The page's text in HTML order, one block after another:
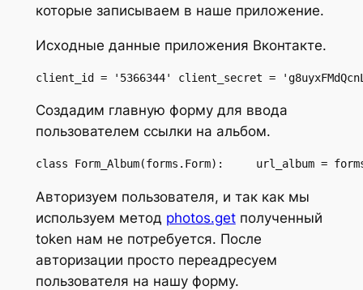
которые записываем в наше приложение.
Исходные данные приложения Вконтакте.
client_id = '5366344' client_secret =
Создадим главную форму для ввода
пользователем ссылки на альбом.
class Form_Album(forms.Form):
Авторизуем пользователя, и так как мы
используем метод photos.getполученный
token нам не потребуется. После
авторизации просто переадресуем
пользователя на нашу форму.